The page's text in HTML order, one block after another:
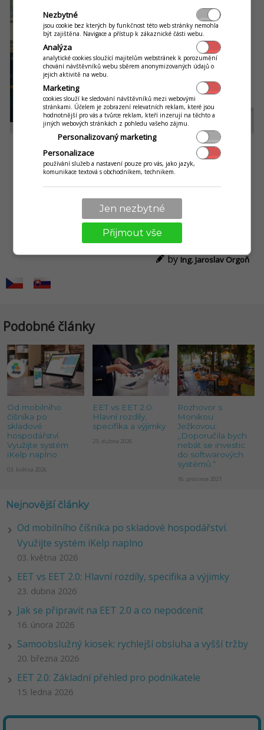
STÁHNOUT INFOGRAFIKU
by Ing. Jaroslav Orgoň
Podobné články
Od mobilního
číšníka po
skladové
hospodářství.
Využijte systém
iKelp naplno
03. května 2026
EET vs EET 2.0:
Hlavní rozdíly,
specifika a výjimky
23. dubna 2026
Rozhovor s
Monikou
Ježkovou:
„Doporučila bych
nebát se investic
do softwarových
systémů.“
16. prosince 2021
Nejnovější články
Od mobilního číšníka po skladové hospodářství.
Využijte systém iKelp naplno
03. května 2026
EET vs EET 2.0: Hlavní rozdíly, specifika a výjimky
23. dubna 2026
Jak se připravit na EET 2.0 a co nepodcenit
16. února 2026
Samoobslužný kiosek: rychlejší obsluha a vyšší tržby
20. března 2026
EET 2.0: Základní přehled pro podnikatele
15. ledna 2026
Nezbytné
jsou cookie bez kterých by funkčnost této web stránky nemohla
být zajištěna. Navigace a přístup k zákaznické části webu.
Analýza
analytické cookies sloužící majitelům webstránek k porozumění
chování návštěvníků webu sběrem anonymizovaných údajů o
jejich aktivitě na webu.
Marketing
cookies slouží ke sledování návštěvníků mezi webovými
stránkami. Účelem je zobrazení relevatních reklam, které jsou
hodnotnější pro vás a tvůrce reklam, kteří inzerují na těchto a
jiných webových stránkách z pohledu vašeho zájmu.
Personalizovaný marketing
Personalizace
používání služeb a nastavení pouze pro vás, jako jazyk,
komunikace textová s obchodníkem, technikem.
Jen nezbytné
Přijmout vše